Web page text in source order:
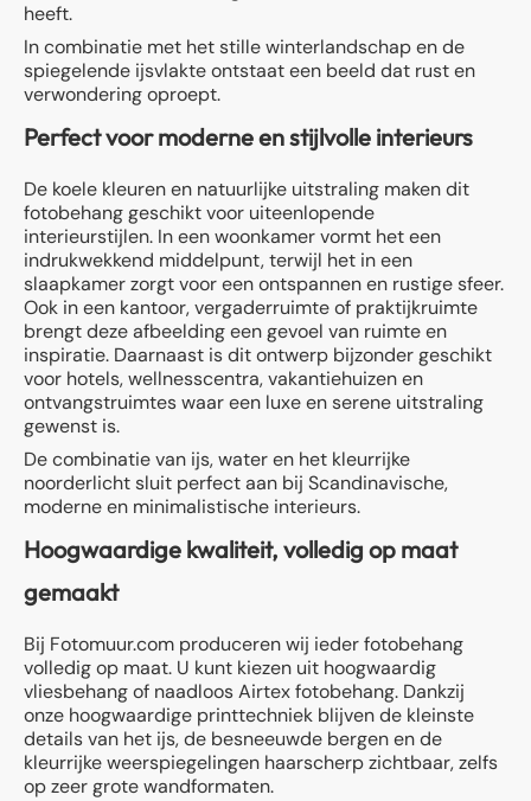
heeft.
In combinatie met het stille winterlandschap en de
spiegelende ijsvlakte ontstaat een beeld dat rust en
verwondering oproept.
Perfect voor moderne en stijlvolle interieurs
De koele kleuren en natuurlijke uitstraling maken dit
fotobehang geschikt voor uiteenlopende
interieurstijlen. In een woonkamer vormt het een
indrukwekkend middelpunt, terwijl het in een
slaapkamer zorgt voor een ontspannen en rustige sfeer.
Ook in een kantoor, vergaderruimte of praktijkruimte
brengt deze afbeelding een gevoel van ruimte en
inspiratie. Daarnaast is dit ontwerp bijzonder geschikt
voor hotels, wellnesscentra, vakantiehuizen en
ontvangstruimtes waar een luxe en serene uitstraling
gewenst is.
De combinatie van ijs, water en het kleurrijke
noorderlicht sluit perfect aan bij Scandinavische,
moderne en minimalistische interieurs.
Hoogwaardige kwaliteit, volledig op maat
gemaakt
Bij Fotomuur.com produceren wij ieder fotobehang
volledig op maat. U kunt kiezen uit hoogwaardig
vliesbehang of naadloos Airtex fotobehang. Dankzij
onze hoogwaardige printtechniek blijven de kleinste
details van het ijs, de besneeuwde bergen en de
kleurrijke weerspiegelingen haarscherp zichtbaar, zelfs
op zeer grote wandformaten.